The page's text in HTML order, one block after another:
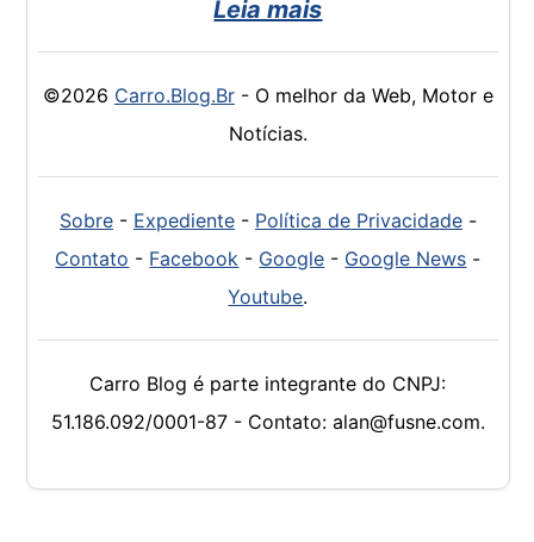
Leia mais
©2026 Carro.Blog.Br- O melhor da Web, Motor e
Notícias.
Sobre- Expediente- Política de Privacidade-
Contato - Facebook - Google - Google News -
Youtube.
Carro Blog é parte integrante do CNPJ:
51.186.092/0001-87 - Contato: alan@fusne.com.